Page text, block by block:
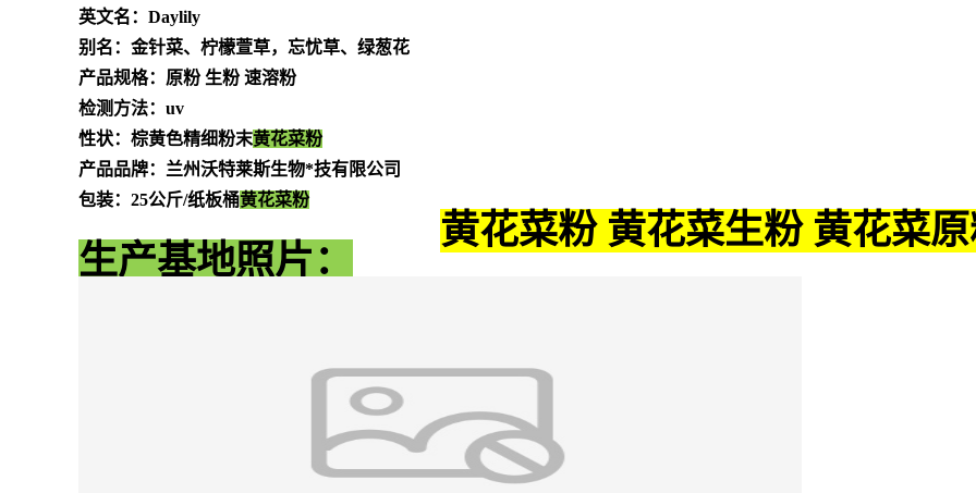
英文名： Daylily
别名：金针菜、柠檬萱草，忘忧草、绿葱花
产品规格：原粉 生粉 速溶粉
检测方法： uv
性状：棕黄色精细粉末黄花菜粉
产品品牌：兰州沃特莱斯生物*技有限公司
包装： 25公斤/纸板桶黄花菜粉
黄花菜粉 黄花菜生粉 黄花菜
生产基地照片：